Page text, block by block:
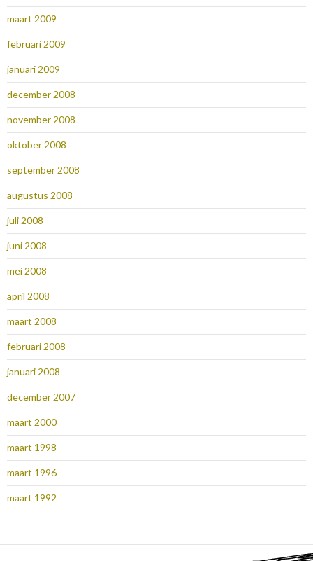
maart 2009
februari 2009
januari 2009
december 2008
november 2008
oktober 2008
september 2008
augustus 2008
juli 2008
juni 2008
mei 2008
april 2008
maart 2008
februari 2008
januari 2008
december 2007
maart 2000
maart 1998
maart 1996
maart 1992